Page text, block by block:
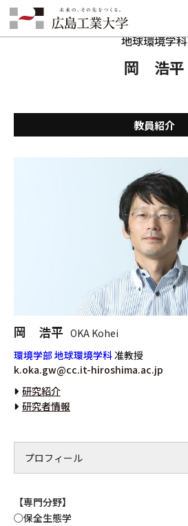
HOME 学部・学科・大学院
教員紹介
岡 浩平
地球環境学科
岡 浩平
教員紹介
岡 浩平 OKA Kohei
環境学部 地球環境学科准教授
k.oka.gw@cc.it-hiroshima.ac.jp
研究紹介
研究者情報
プロフィール
【専門分野】
○保全生態学